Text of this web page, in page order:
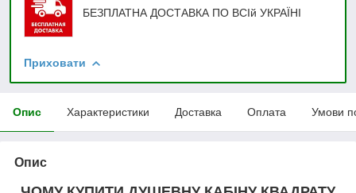
БЕЗПЛАТНА ДОСТАВКА ПО ВСІй УКРАЇНІ
Приховати
Опис Характеристики Доставка Оплата Умови
Опис